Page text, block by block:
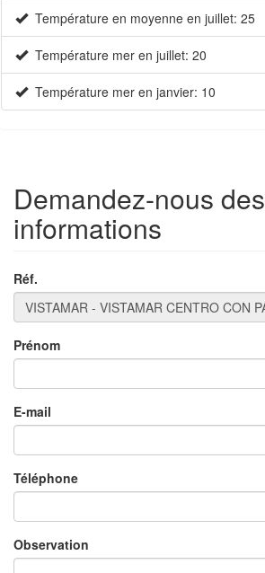
Température en moyenne en juillet: 25
Température mer en juillet: 20
Température mer en janvier: 10
Demandez-nous des
informations
Réf.
Prénom
E-mail
Téléphone
Observation